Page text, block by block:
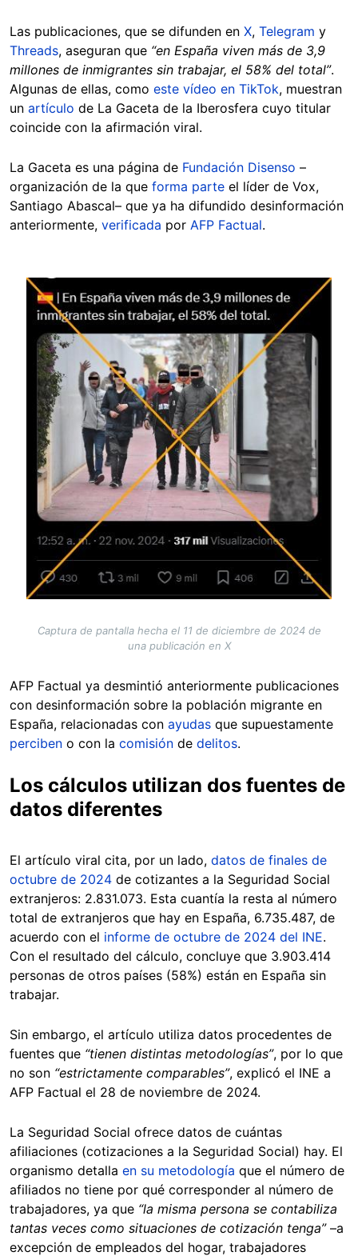
Las publicaciones, que se difunden en X, Telegram y
Threads, aseguran que “en España viven más de 3,9
millones de inmigrantes sin trabajar, el 58% del total”.
Algunas de ellas, como este vídeo en TikTok, muestran
un artículo de La Gaceta de la Iberosfera cuyo titular
coincide con la afirmación viral.
La Gaceta es una página de Fundación Disenso –
organización de la que forma parte el líder de Vox,
Santiago Abascal– que ya ha difundido desinformación
anteriormente, verificada por AFP Factual.
Image
Captura de pantalla hecha el 11 de diciembre de 2024 de
una publicación en X
AFP Factual ya desmintió anteriormente publicaciones
con desinformación sobre la población migrante en
España, relacionadas con ayudas que supuestamente
perciben o con la comisión de delitos.
Los cálculos utilizan dos fuentes de
datos diferentes
El artículo viral cita, por un lado, datos de finales de
octubre de 2024 de cotizantes a la Seguridad Social
extranjeros: 2.831.073. Esta cuantía la resta al número
total de extranjeros que hay en España, 6.735.487, de
acuerdo con el informe de octubre de 2024 del INE.
Con el resultado del cálculo, concluye que 3.903.414
personas de otros países (58%) están en España sin
trabajar.
Sin embargo, el artículo utiliza datos procedentes de
fuentes que “tienen distintas metodologías”, por lo que
no son “estrictamente comparables”, explicó el INE a
AFP Factual el 28 de noviembre de 2024.
La Seguridad Social ofrece datos de cuántas
afiliaciones (cotizaciones a la Seguridad Social) hay. El
organismo detalla en su metodología que el número de
afiliados no tiene por qué corresponder al número de
trabajadores, ya que “la misma persona se contabiliza
tantas veces como situaciones de cotización tenga” –a
excepción de empleados del hogar, trabajadores